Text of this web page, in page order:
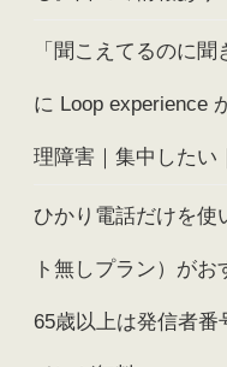
「聞こえてるのに
に Loop experience
理障害｜集中したい｜
ひかり電話だけを使
ト無しプラン）がお
65歳以上は発信者番